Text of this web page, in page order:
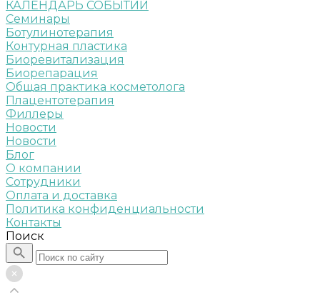
КАЛЕНДАРЬ СОБЫТИЙ
Семинары
Ботулинотерапия
Контурная пластика
Биоревитализация
Биорепарация
Общая практика косметолога
Плацентотерапия
Филлеры
Новости
Новости
Блог
О компании
Сотрудники
Оплата и доставка
Политика конфиденциальности
Контакты
Поиск